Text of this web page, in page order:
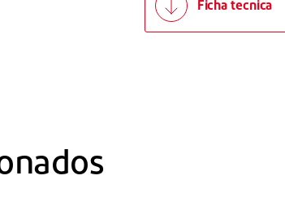
Ficha tecnica